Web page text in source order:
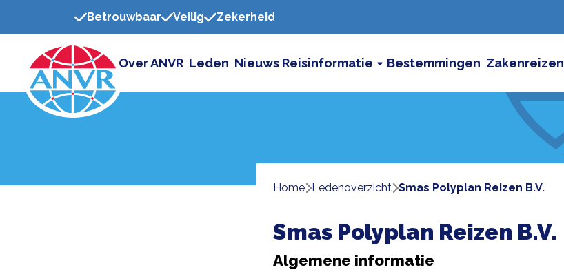
Betrouwbaar Veilig Zekerheid
Over ANVR Leden Nieuws Reisinformatie Bestemmingen Zakenreizen
Home ledenoverzicht Smas Polyplan Reizen B.V.
Smas Polyplan Reizen B.V.
Algemene informatie